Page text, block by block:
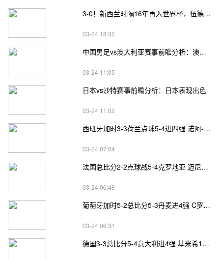
3-0！新西兰时隔16年再入世界杯，伍德将二度征战
03-24 18:32
中国男足vs澳大利亚赛事前瞻分析：澳大利亚进攻不俗
03-24 11:05
日本vs沙特赛事前瞻分析：日本表现出色
03-24 11:02
西班牙加时3-3荷兰点球5-4进四强 诺阿-朗&马伦失点
03-24 07:04
法国总比分2-2点球战5-4克罗地亚 迈尼昂两扑点
03-24 06:48
葡萄牙加时5-2总比分5-3丹麦进4强 C罗失点+补射破门
03-24 06:31
德国3-3总比分5-4意大利进4强 基米希1射2传小基恩双响